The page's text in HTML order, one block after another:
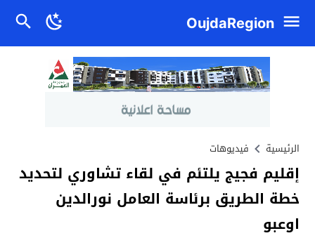
OujdaRegion
الرئيسية فيديوهات
إقليم فجيج يلتئم في لقاء تشاوري لتحديد
خطة الطريق برئاسة العامل نورالدين
اوعبو